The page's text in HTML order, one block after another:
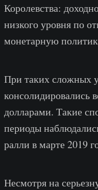
Королевства:
низкого уровня по
монетарную
При таких сложных
консолидировались
долларами. Такие
периоды
ралли в марте 2019
Несмотря на